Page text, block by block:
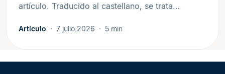
artículo. Traducido al castellano, se trata…
Artículo 7 julio 2026 5 min